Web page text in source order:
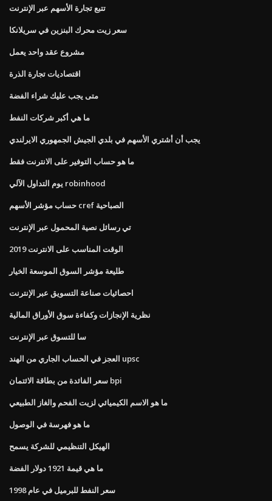
تتبع تجارة الأسهم عبر الإنترنت
سعر زيت محرك البنزين في سريلانكا
مشروع عقد واحد يعمل
اقتصاديات تجارة الذرة
متى يجب عليك شراء الفضة
ما هي أكبر شركات النفط
يجب أن أشتري الأسهم في بلدي الجيش الجمهوري الايرلندي
ما هو حساب التوفير على الانترنت فقط
يوم التداول الآلي robinhood
حساب مؤشر الأسهم cref الصباحية
تي رسائل نصية المحمول عبر الإنترنت
الوقت المناسب على الانترنت 2019
طليعة مؤشر السوق الموسعة الخيار
احصائيات صناعة التسويق عبر الإنترنت
نظرية الإنجازات وكفاءة سوق الأوراق المالية
سا للتسوق عبر الإنترنت
العجز في الحساب الجاري من الهند upsc
سعر الفائدة من بطاقة الائتمان bpi
ما هو الاسم الكيميائي لزيت الفحم والغاز الطبيعي
ما هو فهرسة في الوصول
الهيكل التنظيمي للشركة يسمح
ما هي قيمة 1921 دولار الفضة
سعر النفط للبرميل في عام 1998